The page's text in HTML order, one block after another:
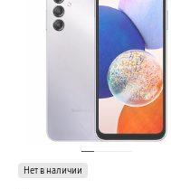
Смарт-часы
Galaxy
Galaxy
Galaxy
пвз
Galaxy
сплит
Нет в наличии